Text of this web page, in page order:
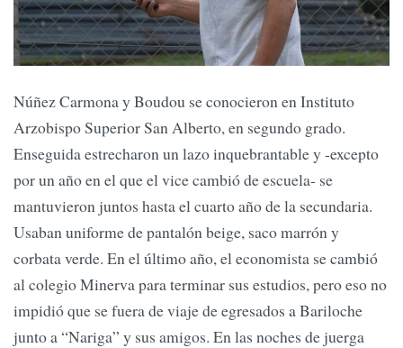
Núñez Carmona y Boudou se conocieron en Instituto
Arzobispo Superior San Alberto, en segundo grado.
Enseguida estrecharon un lazo inquebrantable y -excepto
por un año en el que el vice cambió de escuela- se
mantuvieron juntos hasta el cuarto año de la secundaria.
Usaban uniforme de pantalón beige, saco marrón y
corbata verde. En el último año, el economista se cambió
al colegio Minerva para terminar sus estudios, pero eso no
impidió que se fuera de viaje de egresados a Bariloche
junto a “Nariga” y sus amigos. En las noches de juerga